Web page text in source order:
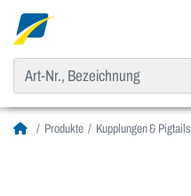
Produkte Kupplungen & Pigtails